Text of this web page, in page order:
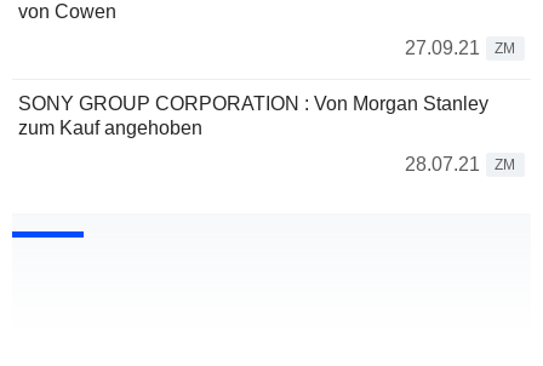
von Cowen
27.09.21
ZM
SONY GROUP CORPORATION : Von Morgan Stanley
zum Kauf angehoben
28.07.21
ZM